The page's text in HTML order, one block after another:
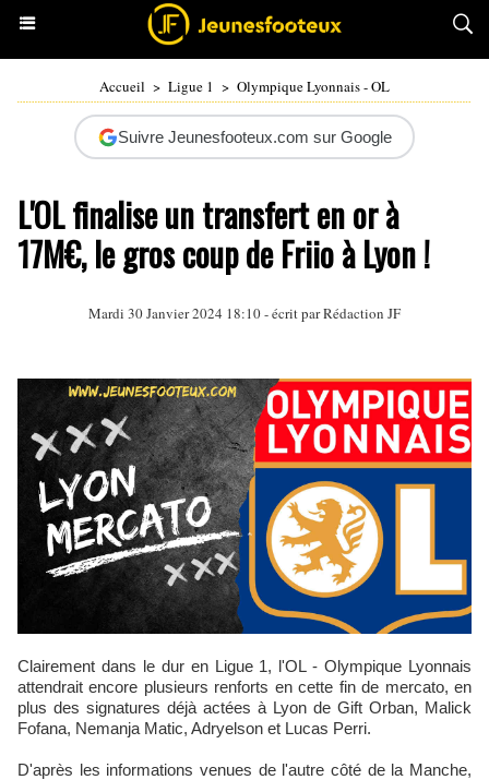
Accueil > Ligue 1 > Olympique Lyonnais - OL
Suivre Jeunesfooteux.com sur Google
L'OL finalise un transfert en or à
17M€, le gros coup de Friio à Lyon !
Mardi 30 Janvier 2024 18:10 - écrit par Rédaction JF
Clairement dans le dur en Ligue 1, l'OL - Olympique Lyonnais
attendrait encore plusieurs renforts en cette fin de mercato, en
plus des signatures déjà actées à Lyon de Gift Orban, Malick
Fofana, Nemanja Matic, Adryelson et Lucas Perri.
D'après les informations venues de l'autre côté de la Manche,